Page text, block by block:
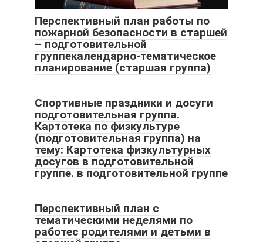
Перспективный план работы по
пожарной безопасности в старшей
– подготовительной
группекалендарно-тематическое
планирование (старшая группа)
Спортивные праздники и досуги
подготовительная группа.
Картотека по физкультуре
(подготовительная группа) на
тему: Картотека физкультурных
досугов в подготовительной
группе. в подготовительной группе
Перспективный план с
тематическими неделями по
работес родителями и детьми в